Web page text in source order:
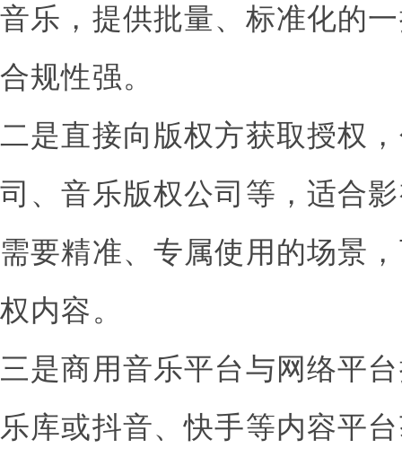
音乐，提供批量、标准化的
合规性强。
二是直接向版权方获取授权
司、音乐版权公司等，适合
需要精准、专属使用的场景
权内容。
三是商用音乐平台与网络平
乐库或抖音、快手等内容平